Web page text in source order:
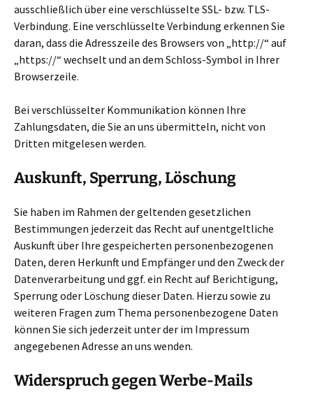
ausschließlich über eine verschlüsselte SSL- bzw. TLS-
Verbindung. Eine verschlüsselte Verbindung erkennen Sie
daran, dass die Adresszeile des Browsers von „http://“ auf
„https://“ wechselt und an dem Schloss-Symbol in Ihrer
Browserzeile.
Bei verschlüsselter Kommunikation können Ihre
Zahlungsdaten, die Sie an uns übermitteln, nicht von
Dritten mitgelesen werden.
Auskunft, Sperrung, Löschung
Sie haben im Rahmen der geltenden gesetzlichen
Bestimmungen jederzeit das Recht auf unentgeltliche
Auskunft über Ihre gespeicherten personenbezogenen
Daten, deren Herkunft und Empfänger und den Zweck der
Datenverarbeitung und ggf. ein Recht auf Berichtigung,
Sperrung oder Löschung dieser Daten. Hierzu sowie zu
weiteren Fragen zum Thema personenbezogene Daten
können Sie sich jederzeit unter der im Impressum
angegebenen Adresse an uns wenden.
Widerspruch gegen Werbe-Mails